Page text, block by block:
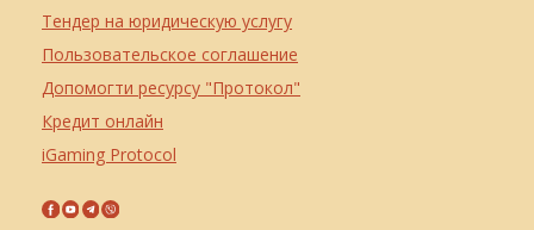
Тендер на юридическую услугу
Пользовательское соглашение
Допомогти ресурсу "Протокол"
Кредит онлайн
iGaming Protocol